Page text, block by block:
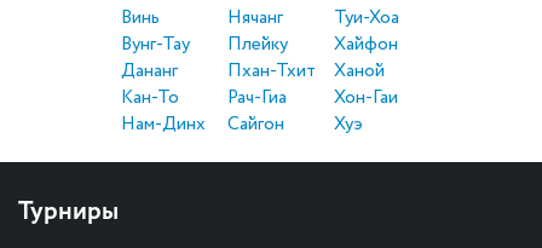
Винь
Вунг-Тау
Дананг
Кан-То
Нам-Динх
Нячанг
Плейку
Пхан-Тхит
Рач-Гиа
Сайгон
Туи-Хоа
Хайфон
Ханой
Хон-Гаи
Хуэ
Турниры